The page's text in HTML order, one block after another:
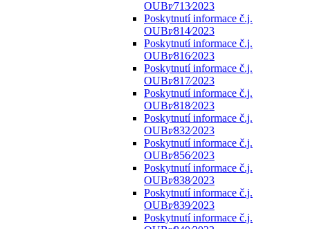
OUBr⁄713⁄2023
Poskytnutí informace č.j.
OUBr⁄814⁄2023
Poskytnutí informace č.j.
OUBr⁄816⁄2023
Poskytnutí informace č.j.
OUBr⁄817⁄2023
Poskytnutí informace č.j.
OUBr⁄818⁄2023
Poskytnutí informace č.j.
OUBr⁄832⁄2023
Poskytnutí informace č.j.
OUBr⁄856⁄2023
Poskytnutí informace č.j.
OUBr⁄838⁄2023
Poskytnutí informace č.j.
OUBr⁄839⁄2023
Poskytnutí informace č.j.